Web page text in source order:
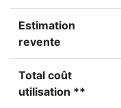
Estimation
revente
Total coût
utilisation **